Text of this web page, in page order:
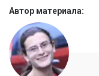
Автор материала: